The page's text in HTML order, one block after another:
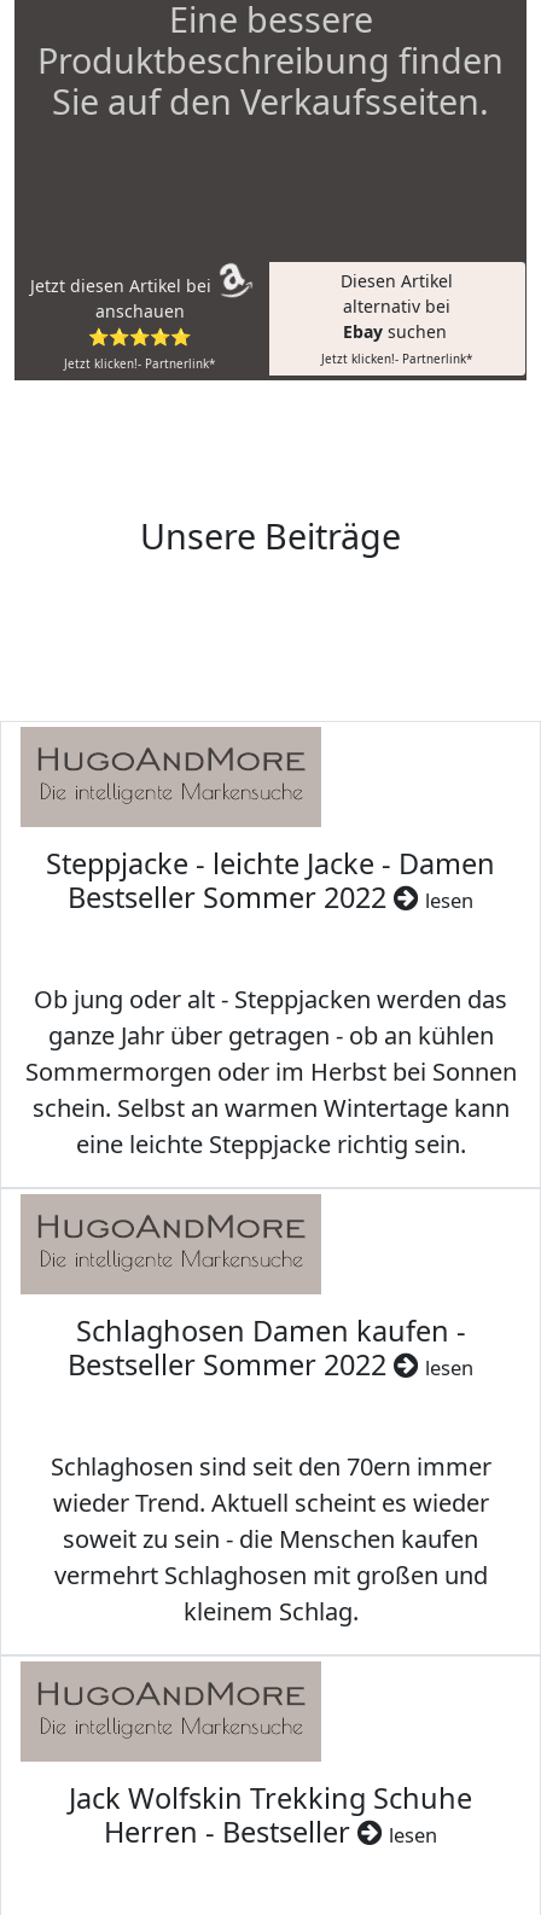
Eine bessere
Produktbeschreibung finden
Sie auf den Verkaufsseiten.
Jetzt diesen Artikel bei
anschauen
⭐⭐⭐⭐⭐
Jetzt klicken!- Partnerlink*
Diesen Artikel
alternativ bei
Ebay suchen
Jetzt klicken!- Partnerlink*
Unsere Beiträge
Steppjacke - leichte Jacke - Damen
Bestseller Sommer 2022
lesen
Ob jung oder alt - Steppjacken werden das
ganze Jahr über getragen - ob an kühlen
Sommermorgen oder im Herbst bei Sonnen
schein. Selbst an warmen Wintertage kann
eine leichte Steppjacke richtig sein.
Schlaghosen Damen kaufen -
Bestseller Sommer 2022
lesen
Schlaghosen sind seit den 70ern immer
wieder Trend. Aktuell scheint es wieder
soweit zu sein - die Menschen kaufen
vermehrt Schlaghosen mit großen und
kleinem Schlag.
Jack Wolfskin Trekking Schuhe
Herren - Bestseller
lesen